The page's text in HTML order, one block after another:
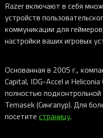
Razer включают в себя
устройств
коммуникации для
настройки ваших игровых
Основанная в 2005 г.,
Capital, IDG-Accel и
полностью
Temasek (Сингапур). Для
посетите страницу.